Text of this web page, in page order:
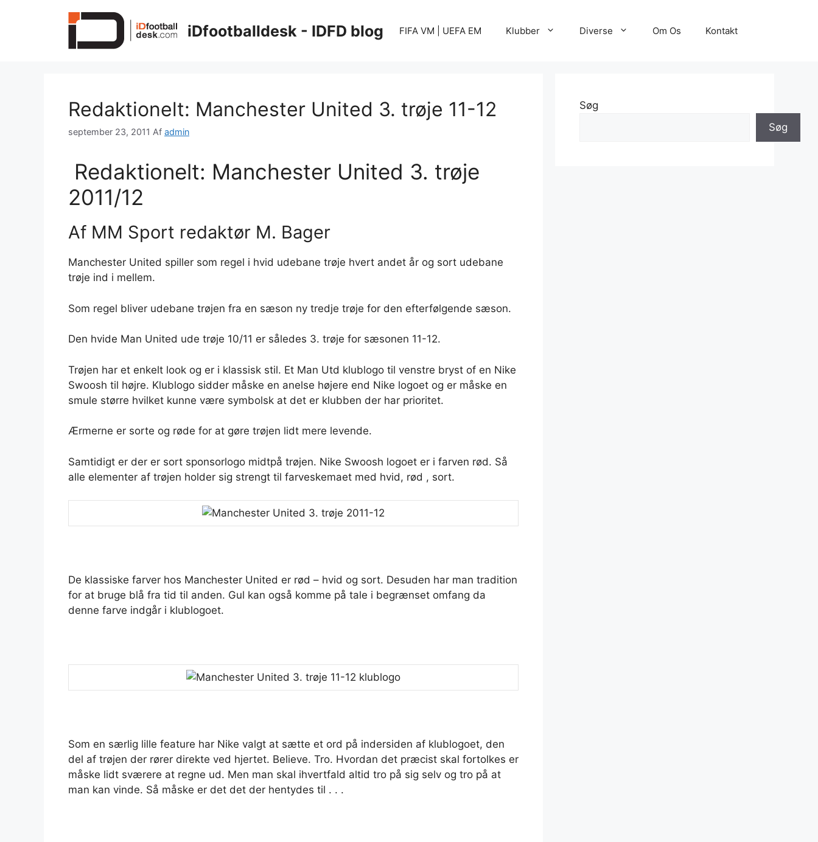
iDfootballdesk - IDFD blog FIFA VM | UEFA EM Klubber Diverse Om Os Kontakt
Redaktionelt: Manchester United 3. trøje 11-12
september 23, 2011 Af admin
Redaktionelt: Manchester United 3. trøje
2011/12
Af MM Sport redaktør M. Bager
Manchester United spiller som regel i hvid udebane trøje hvert andet år og sort udebane
trøje ind i mellem.
Som regel bliver udebane trøjen fra en sæson ny tredje trøje for den efterfølgende sæson.
Den hvide Man United ude trøje 10/11 er således 3. trøje for sæsonen 11-12.
Trøjen har et enkelt look og er i klassisk stil. Et Man Utd klublogo til venstre bryst of en Nike
Swoosh til højre. Klublogo sidder måske en anelse højere end Nike logoet og er måske en
smule større hvilket kunne være symbolsk at det er klubben der har prioritet.
Ærmerne er sorte og røde for at gøre trøjen lidt mere levende.
Samtidigt er der er sort sponsorlogo midtpå trøjen. Nike Swoosh logoet er i farven rød. Så
alle elementer af trøjen holder sig strengt til farveskemaet med hvid, rød , sort.
De klassiske farver hos Manchester United er rød – hvid og sort. Desuden har man tradition
for at bruge blå fra tid til anden. Gul kan også komme på tale i begrænset omfang da
denne farve indgår i klublogoet.
Som en særlig lille feature har Nike valgt at sætte et ord på indersiden af klublogoet, den
del af trøjen der rører direkte ved hjertet. Believe. Tro. Hvordan det præcist skal fortolkes er
måske lidt sværere at regne ud. Men man skal ihvertfald altid tro på sig selv og tro på at
man kan vinde. Så måske er det det der hentydes til . . .
Søg
Søg